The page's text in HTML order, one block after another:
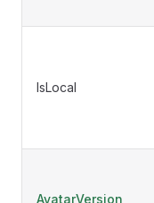
IsLocal
AvatarVersion